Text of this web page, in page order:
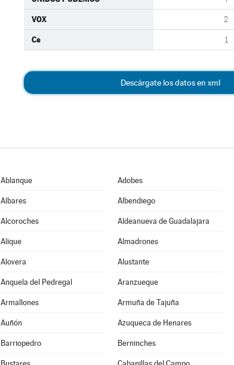
VOX 2
Cs 1
Descárgate los datos en xml
Ablanque Adobes
Albares Albendiego
Alcoroches Aldeanueva de Guadalajara
Alique Almadrones
Alovera Alustante
Anquela del Pedregal Aranzueque
Armallones Armuña de Tajuña
Auñón Azuqueca de Henares
Barriopedro Berninches